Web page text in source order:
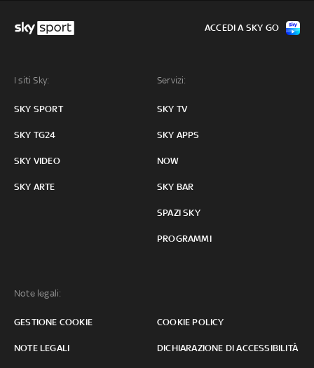
I siti Sky:
SKY SPORT
SKY TG24
SKY VIDEO
SKY ARTE
Servizi:
SKY TV
SKY APPS
NOW
SKY BAR
SPAZI SKY
PROGRAMMI
Note legali:
GESTIONE COOKIE COOKIE POLICY
NOTE LEGALI DICHIARAZIONE DI ACCESSIBILITÀ
ACCEDI A SKY GO